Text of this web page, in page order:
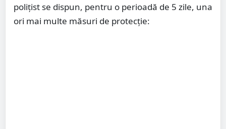
polițist se dispun, pentru o perioadă de 5 zile, una
ori mai multe măsuri de protecţie: